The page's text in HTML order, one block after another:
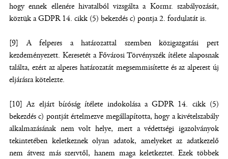
hogy ennek ellenére hivatalból vizsgálta a Kormr. szabályozását,
köztük a GDPR 14. cikk (5) bekezdés c) pontja 2. fordulatát is.
[9] A felperes a határozattal szemben közigazgatási pert
kezdeményezett. Keresetét a Fővárosi Törvényszék ítélete alaposnak
találta, ezért az alperes határozatát megsemmisítette és az alperest új
eljárásra kötelezte.
[10] Az eljárt bíróság ítélete indokolása a GDPR 14. cikk (5)
bekezdés c) pontját értelmezve megállapította, hogy a kivételszabály
alkalmazásának nem volt helye, mert a védettségi igazolványok
tekintetében keletkeznek olyan adatok, amelyeket az adatkezelő
nem átvesz más szervtől, hanem maga keletkeztet. Ezek többek